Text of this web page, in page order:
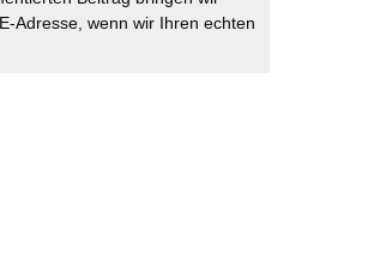
Adresse, wenn wir Ihren echten